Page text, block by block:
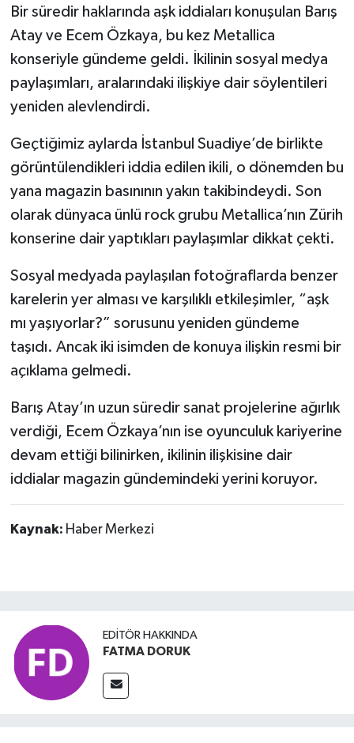
Bir süredir haklarında aşk iddiaları konuşulan Barış
Atay ve Ecem Özkaya, bu kez Metallica
konseriyle gündeme geldi. İkilinin sosyal medya
paylaşımları, aralarındaki ilişkiye dair söylentileri
yeniden alevlendirdi.
Geçtiğimiz aylarda İstanbul Suadiye’de birlikte
görüntülendikleri iddia edilen ikili, o dönemden bu
yana magazin basınının yakın takibindeydi. Son
olarak dünyaca ünlü rock grubu Metallica’nın Zürih
konserine dair yaptıkları paylaşımlar dikkat çekti.
Sosyal medyada paylaşılan fotoğraflarda benzer
karelerin yer alması ve karşılıklı etkileşimler, “aşk
mı yaşıyorlar?” sorusunu yeniden gündeme
taşıdı. Ancak iki isimden de konuya ilişkin resmi bir
açıklama gelmedi.
Barış Atay’ın uzun süredir sanat projelerine ağırlık
verdiği, Ecem Özkaya’nın ise oyunculuk kariyerine
devam ettiği bilinirken, ikilinin ilişkisine dair
iddialar magazin gündemindeki yerini koruyor.
Kaynak: Haber Merkezi
EDITÖR HAKKINDA
FATMA DORUK